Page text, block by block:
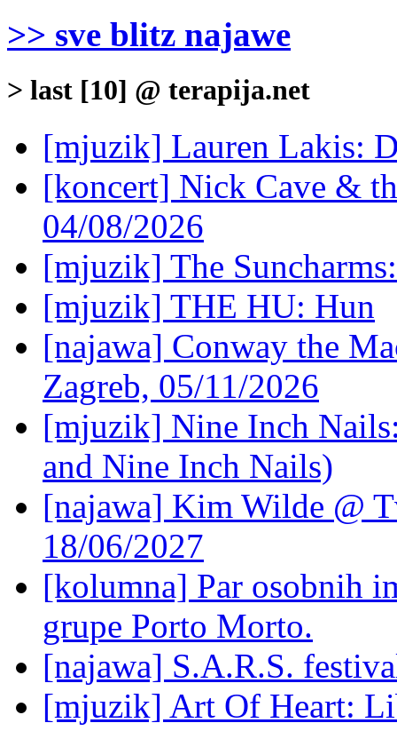
>> sve blitz najawe
> last [10] @ terapija.net
[mjuzik] Lauren Lakis:
[koncert] Nick Cave &
04/08/2026
[mjuzik] The
[mjuzik] THE HU: Hun
[najawa] Conway the
Zagreb, 05/11/2026
[mjuzik] Nine Inch
and Nine Inch Nails)
[najawa] Kim Wilde @
18/06/2027
[kolumna] Par osobnih
grupe Porto Morto.
[najawa] S.A.R.S.
[mjuzik] Art Of Heart: